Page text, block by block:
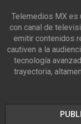
Telemedios MX es
con canal de
emitir contenidos
cautiven a la
tecnología
trayectoria,